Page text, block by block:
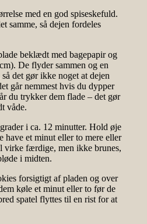
med en god spiseskefuld.
samme, så dejen fordeles
beklædt med bagepapir og
De flyder sammen og en
det gør ikke noget at dejen
går nemmest hvis du dypper
du trykker dem flade – det gør
våde.
i ca. 12 minutter. Hold øje
have et minut eller to mere eller
virke færdige, men ikke brunes,
i midten.
forsigtigt af pladen og over
køle et minut eller to før de
spatel flyttes til en rist for at